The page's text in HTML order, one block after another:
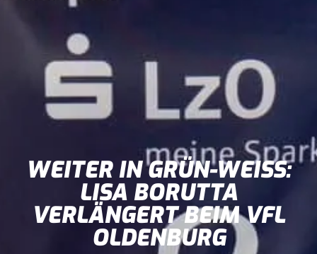
WEITER IN GRÜN-WEISS: L
ISA BORUTTA V
ERLÄNGERT BEIM VFL O
LDENBURG